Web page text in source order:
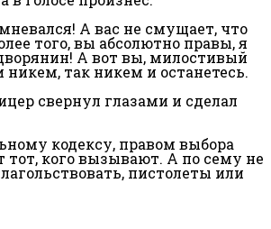
А вас не смущает, что
того, вы абсолютно правы, я
А вот вы, милостивый
никем, так никем и останетесь.
свернул глазами и сделал
кодексу, правом выбора
тот, кого вызывают. А по сему не
пистолеты или